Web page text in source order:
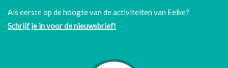
Als eerste op de hoogte van de activiteiten van Eelke?
Schrijf je in voor de nieuwsbrief!